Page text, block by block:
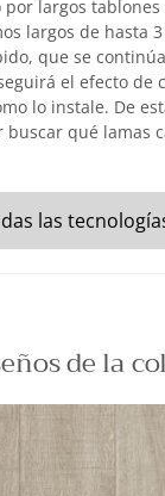
largos tablones
largos de hasta
que se
el efecto de
lo instale. De
qué lamas
las
de la